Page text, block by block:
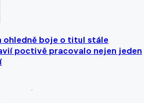
ohledně boje o titul stále
poctivě pracovalo nejen jeden